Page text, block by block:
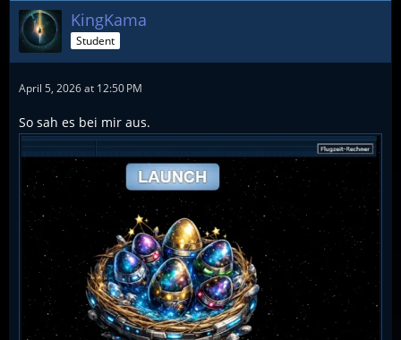
KingKama
Student
April 5, 2026 at 12:50 PM
So sah es bei mir aus.